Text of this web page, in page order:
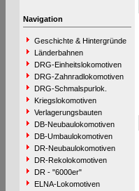
Navigation
Geschichte & Hintergründe
Länderbahnen
DRG-Einheitslokomotiven
DRG-Zahnradlokomotiven
DRG-Schmalspurlok.
Kriegslokomotiven
Verlagerungsbauten
DB-Neubaulokomotiven
DB-Umbaulokomotiven
DR-Neubaulokomotiven
DR-Rekolokomotiven
DR - "6000er"
ELNA-Lokomotiven